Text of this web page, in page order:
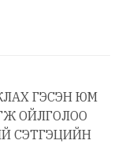
ГЭСЭН ЮМ
ОЙЛГОЛОО
СЭТГЭЦИЙН